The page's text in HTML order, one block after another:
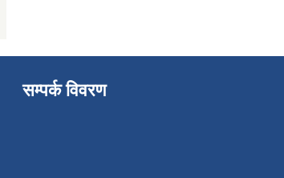
सम्पर्क विवरण